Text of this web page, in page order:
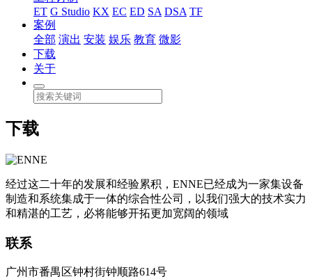
ET G Studio KX EC ED SA DSA TF
案例
全部 演出 安装 娱乐 教育 微影
下载
关于
下载
经过这二十年的发展和经验累积，ENNE已经成为一家集设备
制造和系统集成于一体的综合性公司，以我们强大的技术实力
和精湛的工艺，必将能够开拓更加宽阔的领域
联系
广州市番禺区钟村街钟顺路614号